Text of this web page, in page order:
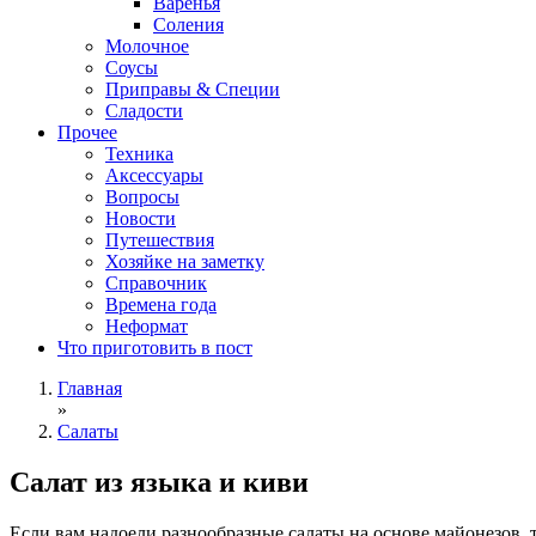
Соления
Молочное
Соусы
Приправы & Специи
Сладости
Прочее
Техника
Аксессуары
Вопросы
Новости
Путешествия
Хозяйке на заметку
Справочник
Времена года
Неформат
Что приготовить в пост
Главная
»
Салаты
Cалат из языка и киви